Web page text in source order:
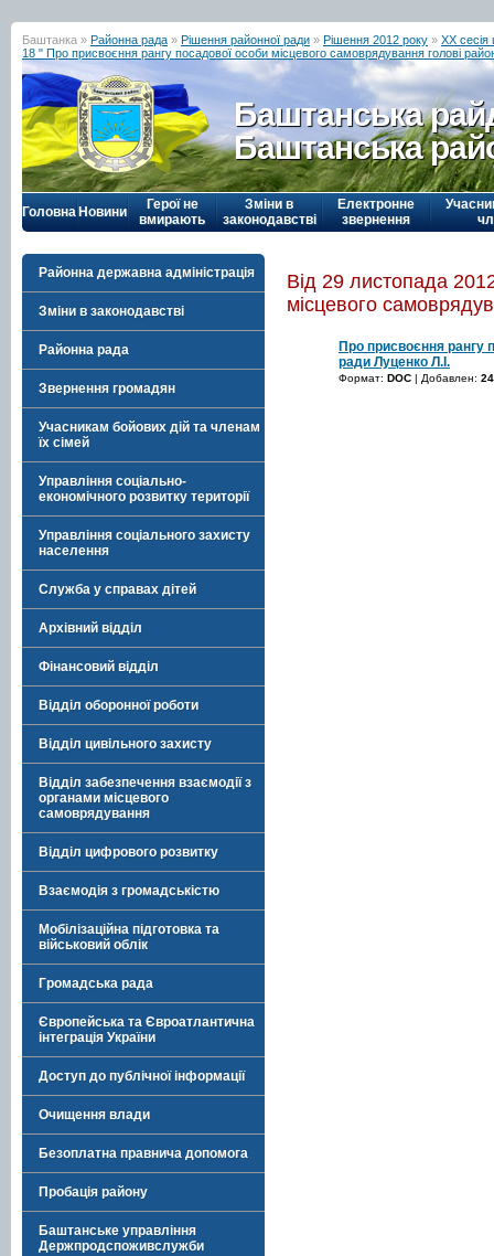
Баштанка » Районна рада » Рішення районної ради » Рішення 2012 року » ХХ сесія
18 " Про присвоєння рангу посадової особи місцевого самоврядування голові
Баштанська
Баштанська
Головна Новини
Герої не
вмирають
Зміни в
законодавстві
Електронне
звернення
Районна державна адміністрація
Зміни в законодавстві
Районна рада
Звернення громадян
Учасникам бойових дій та членам
їх сімей
Управління соціально-
економічного розвитку території
Управління соціального захисту
населення
Служба у справах дітей
Архівний відділ
Фінансовий відділ
Відділ оборонної роботи
Відділ цивільного захисту
Відділ забезпечення взаємодії з
органами місцевого
самоврядування
Відділ цифрового розвитку
Взаємодія з громадськістю
Мобілізаційна підготовка та
військовий облік
Громадська рада
Європейська та Євроатлантична
інтеграція України
Доступ до публічної інформації
Очищення влади
Безоплатна правнича допомога
Пробація району
Баштанське управління
Держпродспоживслужби
Від 29 листопада
місцевого
Про присвоєння рангу
ради Луценко Л.І.
Формат: DOC | Добавлен: